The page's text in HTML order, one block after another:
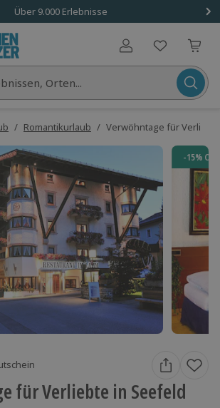
Über 9.000 Erlebnisse
Benutzerkonto
Orten...
/ Romantikurlaub / Verwöhntage für
-15%
für Verliebte in Seefeld